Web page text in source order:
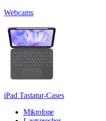
Webcams
iPad Tastatur-Cases
Mikrofone